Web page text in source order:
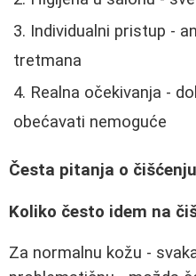
Individualni pristup -
tretmana
Realna očekivanja -
obećavati nemoguće
Česta pitanja o
Koliko često idem na
Za normalnu kožu -